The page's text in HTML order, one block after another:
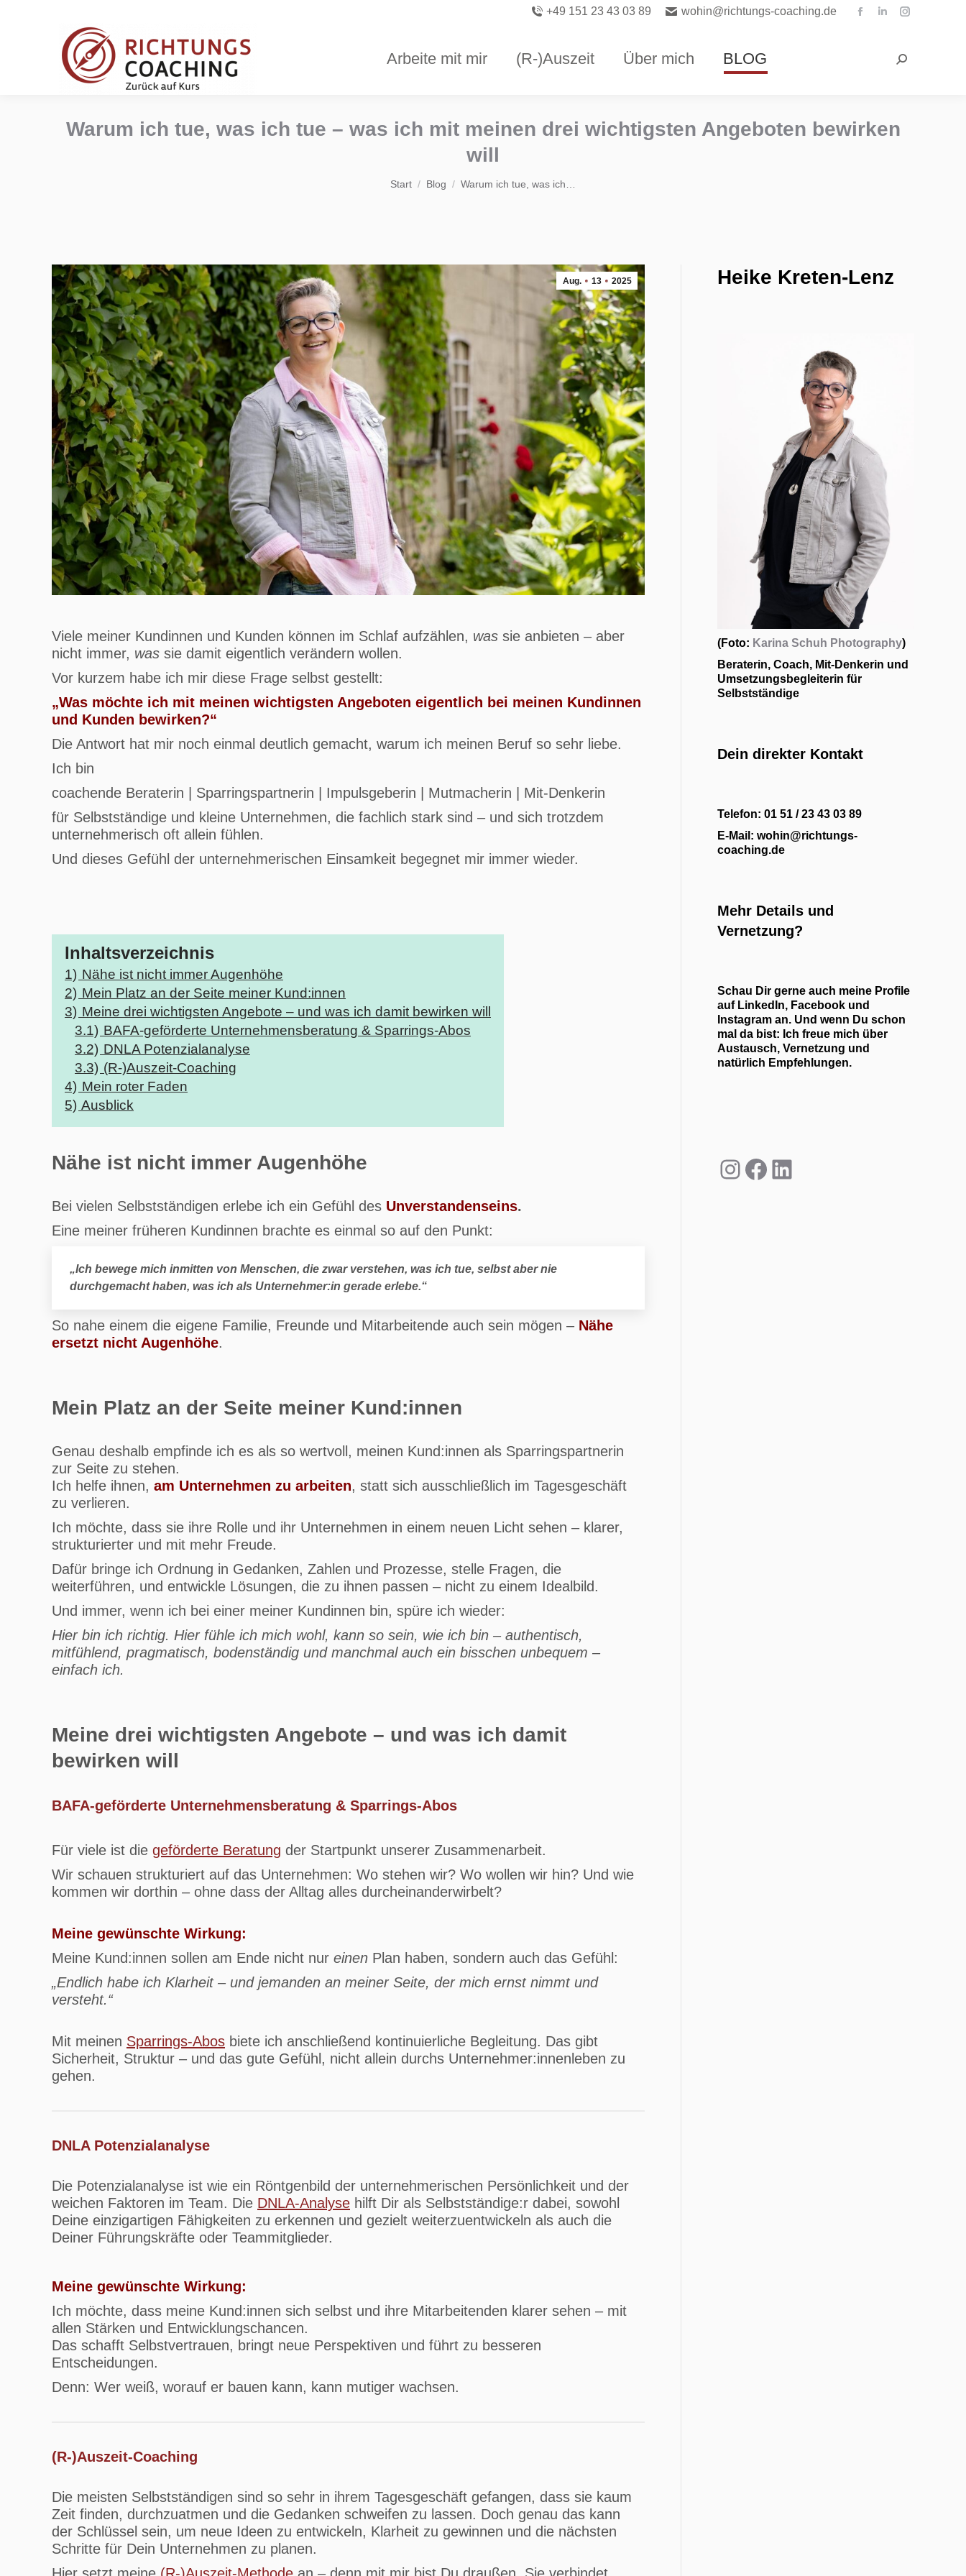
+49 151 23 43 03 89 wohin@richtungs-coaching.de
Facebook
Linkedin
opensopens
Arbeite mit mir (R-)Auszeit Über mich BLOG Search:
Warum ich tue, was ich tue – was ich mit meinen drei wichtigsten Angeboten bewirken
will
Sie befinden sich hier:
Start Blog Warum ich tue, was ich…
Aug. 13 2025
Viele meiner Kundinnen und Kunden können im Schlaf aufzählen, was sie anbieten – aber
nicht immer, was sie damit eigentlich verändern wollen.
Vor kurzem habe ich mir diese Frage selbst gestellt:
„Was möchte ich mit meinen wichtigsten Angeboten eigentlich bei meinen Kundinnen
und Kunden bewirken?“
Die Antwort hat mir noch einmal deutlich gemacht, warum ich meinen Beruf so sehr liebe.
Ich bin
coachende Beraterin | Sparringspartnerin | Impulsgeberin | Mutmacherin | Mit-Denkerin
für Selbstständige und kleine Unternehmen, die fachlich stark sind – und sich trotzdem
unternehmerisch oft allein fühlen.
Und dieses Gefühl der unternehmerischen Einsamkeit begegnet mir immer wieder.
Inhaltsverzeichnis
1) Nähe ist nicht immer Augenhöhe
2) Mein Platz an der Seite meiner Kund:innen
3) Meine drei wichtigsten Angebote – und was ich damit bewirken will
3.1) BAFA-geförderte Unternehmensberatung & Sparrings-Abos
3.2) DNLA Potenzialanalyse
3.3) (R-)Auszeit-Coaching
4) Mein roter Faden
5) Ausblick
Nähe ist nicht immer Augenhöhe
Bei vielen Selbstständigen erlebe ich ein Gefühl des Unverstandenseins.
Eine meiner früheren Kundinnen brachte es einmal so auf den Punkt:
„Ich bewege mich inmitten von Menschen, die zwar verstehen, was ich tue, selbst aber nie
durchgemacht haben, was ich als Unternehmer:in gerade erlebe.“
So nahe einem die eigene Familie, Freunde und Mitarbeitende auch sein mögen – Nähe
ersetzt nicht Augenhöhe.
Mein Platz an der Seite meiner Kund:innen
Genau deshalb empfinde ich es als so wertvoll, meinen Kund:innen als Sparringspartnerin
zur Seite zu stehen.
Ich helfe ihnen, am Unternehmen zu arbeiten, statt sich ausschließlich im Tagesgeschäft
zu verlieren.
Ich möchte, dass sie ihre Rolle und ihr Unternehmen in einem neuen Licht sehen – klarer,
strukturierter und mit mehr Freude.
Dafür bringe ich Ordnung in Gedanken, Zahlen und Prozesse, stelle Fragen, die
weiterführen, und entwickle Lösungen, die zu ihnen passen – nicht zu einem Idealbild.
Und immer, wenn ich bei einer meiner Kundinnen bin, spüre ich wieder:
Hier bin ich richtig. Hier fühle ich mich wohl, kann so sein, wie ich bin – authentisch,
mitfühlend, pragmatisch, bodenständig und manchmal auch ein bisschen unbequem –
einfach ich.
Meine drei wichtigsten Angebote – und was ich damit
bewirken will
BAFA-geförderte Unternehmensberatung & Sparrings-Abos
Für viele ist die geförderte Beratung der Startpunkt unserer Zusammenarbeit.
Wir schauen strukturiert auf das Unternehmen: Wo stehen wir? Wo wollen wir hin? Und wie
kommen wir dorthin – ohne dass der Alltag alles durcheinanderwirbelt?
Meine gewünschte Wirkung:
Meine Kund:innen sollen am Ende nicht nur einen Plan haben, sondern auch das Gefühl:
„Endlich habe ich Klarheit – und jemanden an meiner Seite, der mich ernst nimmt und
versteht.“
Mit meinen Sparrings-Abos biete ich anschließend kontinuierliche Begleitung. Das gibt
Sicherheit, Struktur – und das gute Gefühl, nicht allein durchs Unternehmer:innenleben zu
gehen.
DNLA Potenzialanalyse
Die Potenzialanalyse ist wie ein Röntgenbild der unternehmerischen Persönlichkeit und der
weichen Faktoren im Team. Die DNLA-Analyse hilft Dir als Selbstständige:r dabei, sowohl
Deine einzigartigen Fähigkeiten zu erkennen und gezielt weiterzuentwickeln als auch die
Deiner Führungskräfte oder Teammitglieder.
Meine gewünschte Wirkung:
Ich möchte, dass meine Kund:innen sich selbst und ihre Mitarbeitenden klarer sehen – mit
allen Stärken und Entwicklungschancen.
Das schafft Selbstvertrauen, bringt neue Perspektiven und führt zu besseren
Entscheidungen.
Denn: Wer weiß, worauf er bauen kann, kann mutiger wachsen.
(R-)Auszeit-Coaching
Die meisten Selbstständigen sind so sehr in ihrem Tagesgeschäft gefangen, dass sie kaum
Zeit finden, durchzuatmen und die Gedanken schweifen zu lassen. Doch genau das kann
der Schlüssel sein, um neue Ideen zu entwickeln, Klarheit zu gewinnen und die nächsten
Schritte für Dein Unternehmen zu planen.
Heike Kreten-Lenz
(Foto: Karina Schuh Photography)
Beraterin, Coach, Mit-Denkerin und
Umsetzungsbegleiterin für
Selbstständige
Dein direkter Kontakt
Telefon: 01 51 / 23 43 03 89
E-Mail: wohin@richtungs-
coaching.de
Mehr Details und
Vernetzung?
Schau Dir gerne auch meine Profile
auf LinkedIn, Facebook und
Instagram an. Und wenn Du schon
mal da bist: Ich freue mich über
Austausch, Vernetzung und
natürlich Empfehlungen.
Instagram
Facebook
LinkedIn